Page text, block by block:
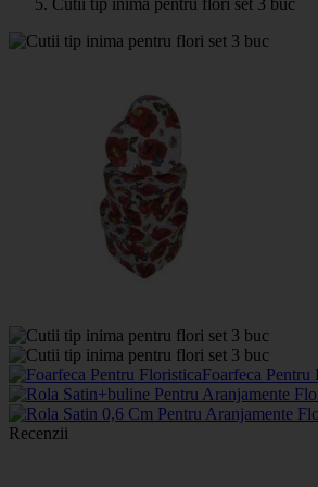
Cutii tip inima pentru flori set 3 buc
Foarfeca Pentru
Recenzii